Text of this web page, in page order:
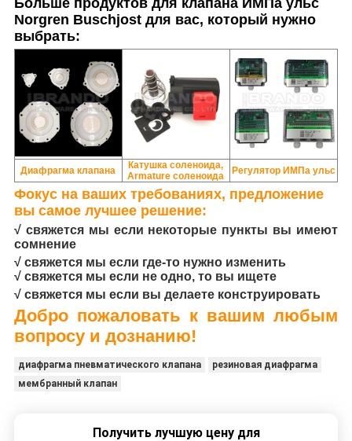
Norgren Buschjostдля вас, который нужно
выбрать:
Диафрагма клапана
Катушка соленоида,
Armature соленоида
Регулятор ИМПа ульс
Фокус на ваших требованиях, предложение
вы самое лучшее решение:
√ свяжется мы если некоторые пункты вы имеют
сомнение
√ свяжется мы если где-то нужно изменить
√ свяжется мы если не одно, то вы ищете
√ свяжется мы если вы делаете конструировать
Добро пожаловать к вашим любым
вопросу и дознанию!
диафрагма пневматического клапана
резиновая диафрагма
мембранный клапан
Получить лучшую цену для